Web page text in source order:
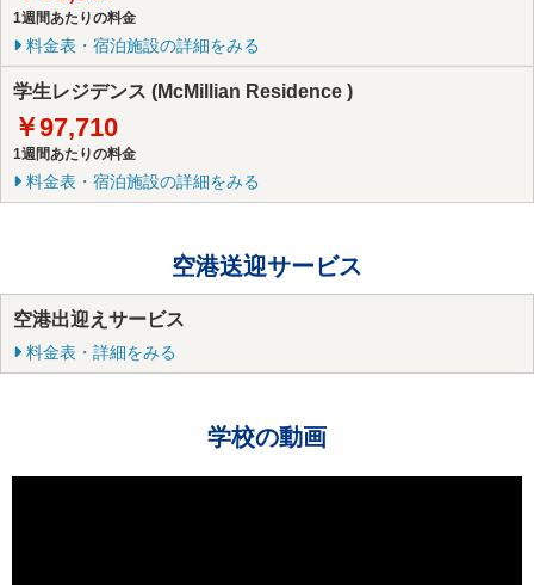
1週間あたりの料金
料金表・宿泊施設の詳細をみる
学生レジデンス (McMillian Residence )
￥97,710
1週間あたりの料金
料金表・宿泊施設の詳細をみる
空港送迎サービス
空港出迎えサービス
料金表・詳細をみる
学校の動画